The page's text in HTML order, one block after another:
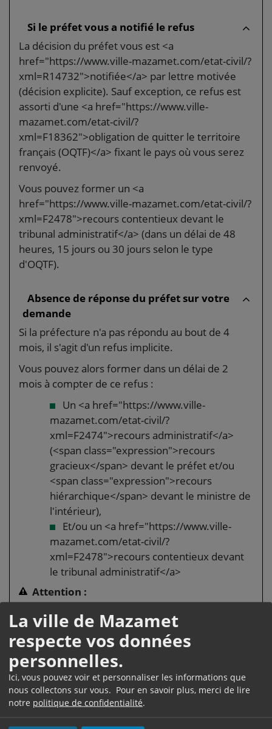
La ville de Mazamet
respecte vos données
personnelles.
Ici, vous pouvez voir et personnaliser les informations que
nous collectons sur vous. Pour en savoir plus, merci de lire
notre politique de confidentialité.
Si le préfet vous a notifié le refus
La décision du préfet vous est <a
href="https://www.ville-mazamet.com/etat-civil/?
xml=R14732">notifiée</a> par lettre motivée
(décision explicite). Sauf exception, ce refus est
assorti d'une <a href="https://www.ville-
mazamet.com/etat-civil/?
xml=F18362">obligation de quitter le territoire
français (OQTF)</a> fixant le pays où vous serez
renvoyé.
Vous pouvez former un <a
href="https://www.ville-mazamet.com/etat-civil/?
xml=F2478">recours contentieux devant le
tribunal administratif</a> (dans un délai de 48
heures, 15 jours ou 30 jours selon le type
d'OQTF).
Absence de réponse du préfet sur votre
demande
Si la préfecture n'a pas répondu au bout de 4
mois, il s'agit d'un refus implicite.
Vous pouvez alors former dans un délai de 2
mois à compter de ce refus :
Un <a href="https://www.ville-
mazamet.com/etat-civil/?
xml=F2474">recours administratif</a>
(<span class="expression">recours
gracieux</span> devant le préfet et/ou
<span class="expression">recours
hiérarchique</span> devant le ministre de
l'intérieur),
Et/ou un <a href="https://www.ville-
mazamet.com/etat-civil/?
xml=F2478">recours contentieux devant
le tribunal administratif</a>
Attention :
si votre récépissé arrive à expiration et que vous
n'avez pas de réponse de la préfecture, il est
possible que le délai de traitement soit rallongé.
Dans ce cas, vous pouvez obtenir le
renouvellement de votre récépissé. Renseignez-
vous sur le site internet de votre préfecture.
Remise de la carte